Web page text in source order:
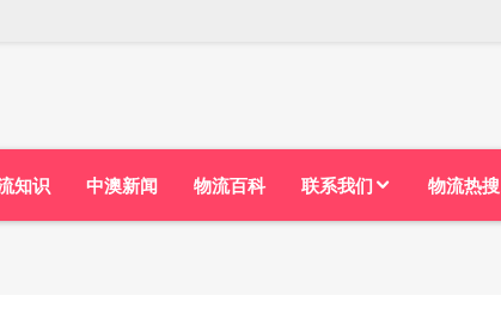
知识 中澳新闻 物流百科 联系我们 物流热搜